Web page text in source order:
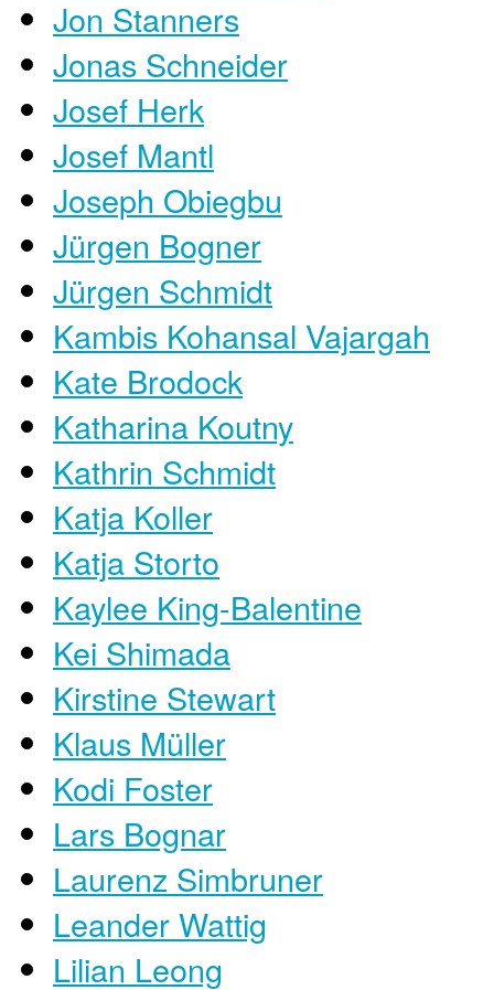
Jon Stanners
Jonas Schneider
Josef Herk
Josef Mantl
Joseph Obiegbu
Jürgen Bogner
Jürgen Schmidt
Kambis Kohansal Vajargah
Kate Brodock
Katharina Koutny
Kathrin Schmidt
Katja Koller
Katja Storto
Kaylee King-Balentine
Kei Shimada
Kirstine Stewart
Klaus Müller
Kodi Foster
Lars Bognar
Laurenz Simbruner
Leander Wattig
Lilian Leong